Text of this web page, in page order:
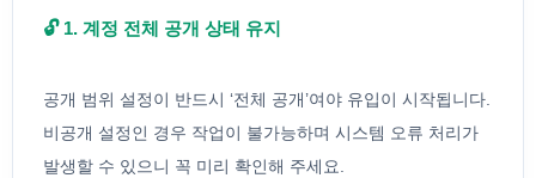
🔓 1. 계정 전체 공개 상태 유지
공개 범위 설정이 반드시 ‘전체 공개’여야 유입이 시작됩니다.
비공개 설정인 경우 작업이 불가능하며 시스템 오류 처리가
발생할 수 있으니 꼭 미리 확인해 주세요.